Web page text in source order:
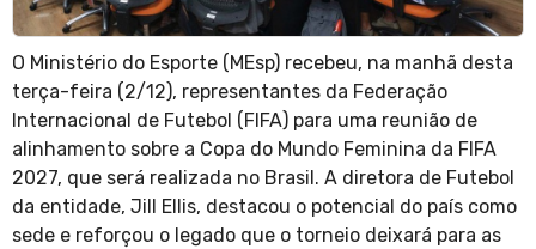
O Ministério do Esporte (MEsp) recebeu, na manhã desta
terça-feira (2/12), representantes da Federação
Internacional de Futebol (FIFA) para uma reunião de
alinhamento sobre a Copa do Mundo Feminina da FIFA
2027, que será realizada no Brasil. A diretora de Futebol
da entidade, Jill Ellis, destacou o potencial do país como
sede e reforçou o legado que o torneio deixará para as